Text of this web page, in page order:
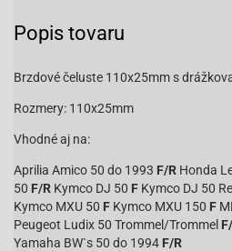
Popis tovaru
Brzdové čeluste 110x25mm s
Rozmery: 110x25mm
Vhodné aj na:
Aprilia Amico 50 do 1993 F/R Honda
50 F/R Kymco DJ 50 F Kymco DJ 50
Kymco MXU 50 F Kymco MXU 150 F
Peugeot Ludix 50 Trommel/Trommel
Yamaha BW`s 50 do 1994 F/R